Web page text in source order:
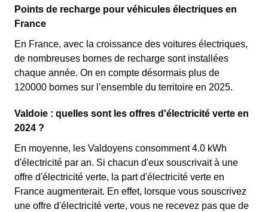
Points de recharge pour véhicules électriques en
France
En France, avec la croissance des voitures électriques,
de nombreuses bornes de recharge sont installées
chaque année. On en compte désormais plus de
120000 bornes sur l’ensemble du territoire en 2025.
Valdoie : quelles sont les offres d'électricité verte en
2024 ?
En moyenne, les Valdoyens consomment 4.0 kWh
d'électricité par an. Si chacun d'eux souscrivait à une
offre d'électricité verte, la part d'électricité verte en
France augmenterait. En effet, lorsque vous souscrivez
une offre d'électricité verte, vous ne recevez pas que de